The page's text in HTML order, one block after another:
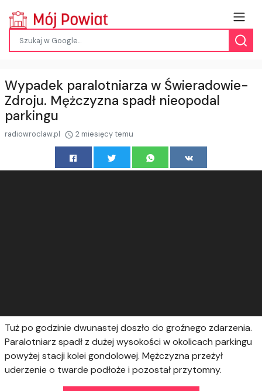
Wypadek paralotniarza w Świeradowie-
Zdroju. Mężczyzna spadł nieopodal
parkingu
radiowroclaw.pl 2 miesięcy temu
Tuż po godzinie dwunastej doszło do groźnego zdarzenia.
Paralotniarz spadł z dużej wysokości w okolicach parkingu
powyżej stacji kolei gondolowej. Mężczyzna przeżył
uderzenie o twarde podłoże i pozostał przytomny.